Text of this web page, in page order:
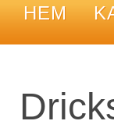
HEM